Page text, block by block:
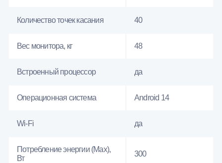
Количество точек касания 40
Вес монитора, кг 48
Встроенный процессор да
Операционная система Android 14
Wi-Fi да
Потребление энергии (Max),
Вт
300